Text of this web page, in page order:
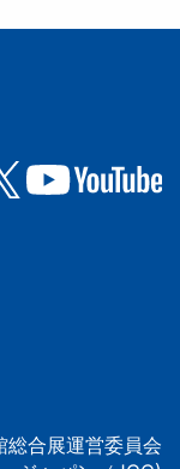
総合展運営委員会